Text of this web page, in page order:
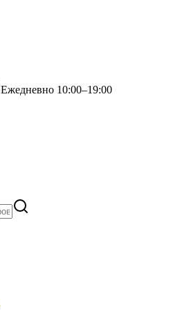
Ежедневно 10:00–19:00